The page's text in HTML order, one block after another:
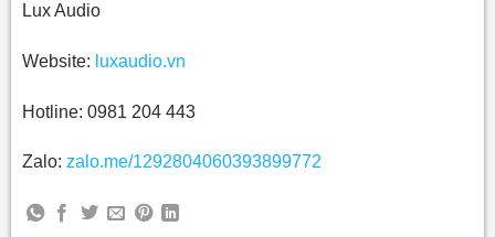
Lux Audio
Website: luxaudio.vn
Hotline: 0981 204 443
Zalo: zalo.me/1292804060393899772